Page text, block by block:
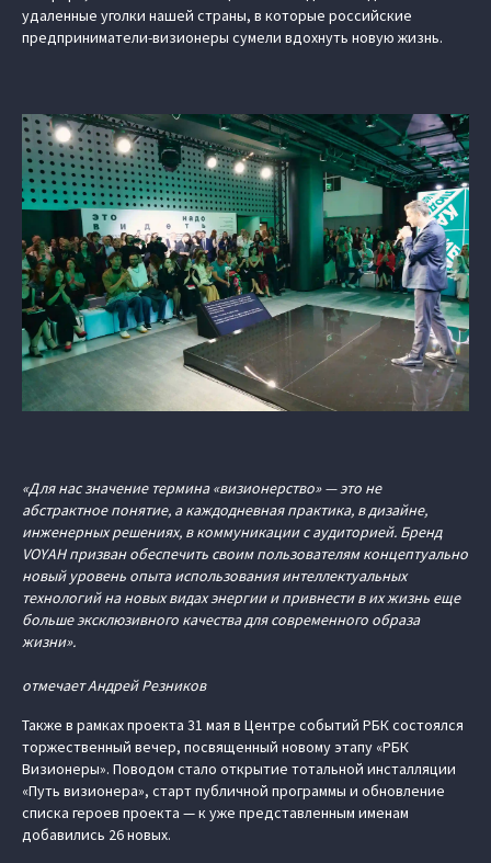
удаленные уголки нашей страны, в которые российские
предприниматели-визионеры сумели вдохнуть новую жизнь.
«Для нас значение термина «визионерство» — это не
абстрактное понятие, а каждодневная практика, в дизайне,
инженерных решениях, в коммуникации с аудиторией. Бренд
VOYAH призван обеспечить своим пользователям концептуально
новый уровень опыта использования интеллектуальных
технологий на новых видах энергии и привнести в их жизнь еще
больше эксклюзивного качества для современного образа
жизни».
отмечает Андрей Резников
Также в рамках проекта 31 мая в Центре событий РБК состоялся
торжественный вечер, посвященный новому этапу «РБК
Визионеры». Поводом стало открытие тотальной инсталляции
«Путь визионера», старт публичной программы и обновление
списка героев проекта — к уже представленным именам
добавились 26 новых.